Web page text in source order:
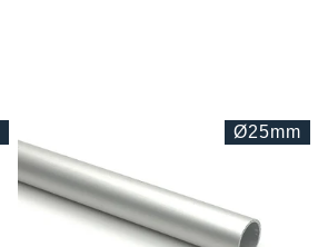
Ø25mm